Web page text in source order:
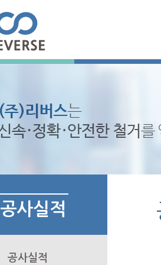
공사실적
공사실적